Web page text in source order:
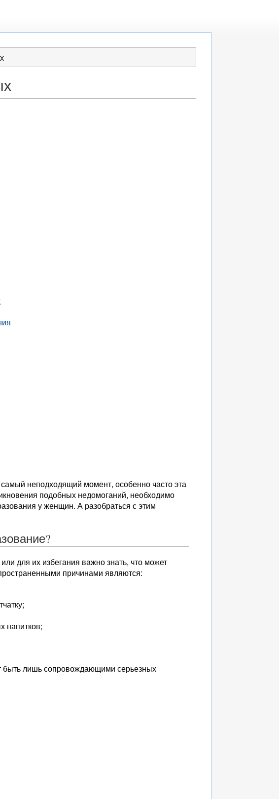
неподходящий момент, особенно часто эта
подобных недомоганий, необходимо
у женщин. А разобраться с этим
для их избегания важно знать, что может
причинами являются:
напитков;
быть лишь сопровождающими серьезных